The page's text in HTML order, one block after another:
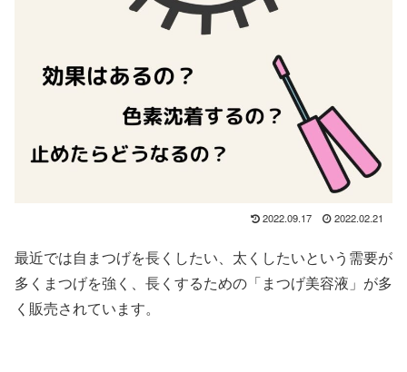
2022.09.17 2022.02.21
最近では自まつげを長くしたい、太くしたいという需要が
多くまつげを強く、長くするための「まつげ美容液」が多
く販売されています。